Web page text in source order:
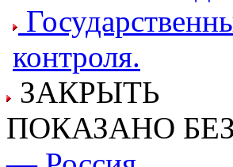
контроля.
ЗАКРЫТЬ
ПОКАЗАНО